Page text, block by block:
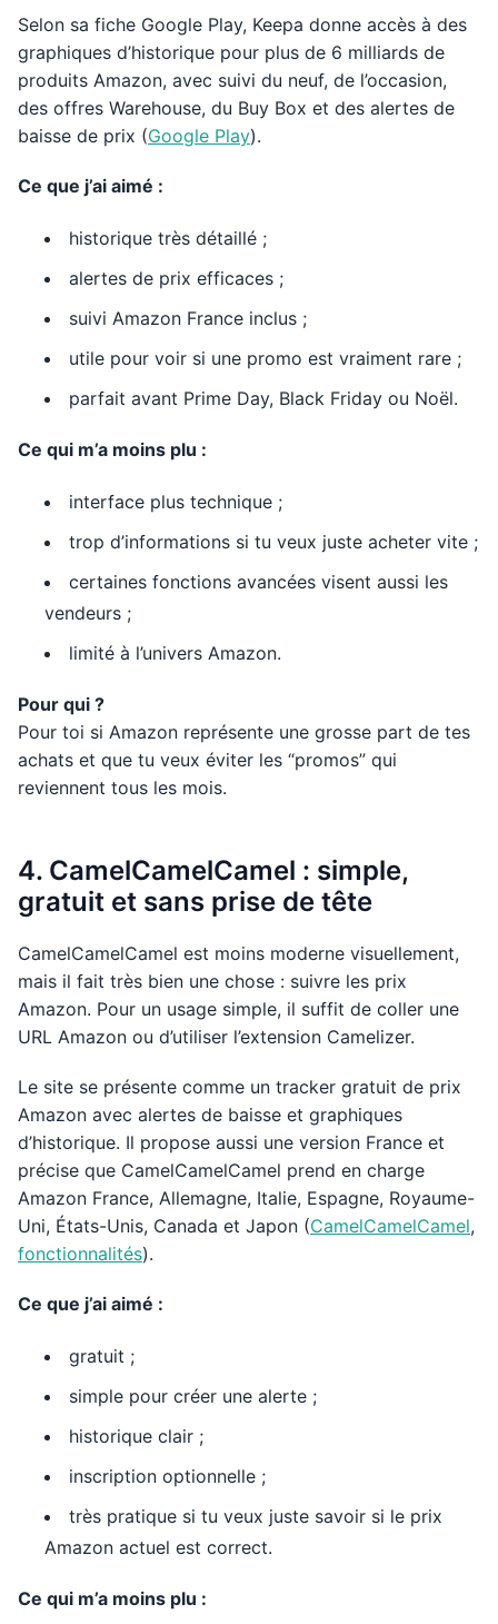
Selon sa fiche Google Play, Keepa donne accès à des
graphiques d’historique pour plus de 6 milliards de
produits Amazon, avec suivi du neuf, de l’occasion,
des offres Warehouse, du Buy Box et des alertes de
baisse de prix (Google Play).
Ce que j’ai aimé :
historique très détaillé ;
alertes de prix efficaces ;
suivi Amazon France inclus ;
utile pour voir si une promo est vraiment rare ;
parfait avant Prime Day, Black Friday ou Noël.
Ce qui m’a moins plu :
interface plus technique ;
trop d’informations si tu veux juste acheter vite ;
certaines fonctions avancées visent aussi les
vendeurs ;
limité à l’univers Amazon.
Pour qui ?
Pour toi si Amazon représente une grosse part de tes
achats et que tu veux éviter les “promos” qui
reviennent tous les mois.
4. CamelCamelCamel : simple,
gratuit et sans prise de tête
CamelCamelCamel est moins moderne visuellement,
mais il fait très bien une chose : suivre les prix
Amazon. Pour un usage simple, il suffit de coller une
URL Amazon ou d’utiliser l’extension Camelizer.
Le site se présente comme un tracker gratuit de prix
Amazon avec alertes de baisse et graphiques
d’historique. Il propose aussi une version France et
précise que CamelCamelCamel prend en charge
Amazon France, Allemagne, Italie, Espagne, Royaume-
Uni, États-Unis, Canada et Japon (CamelCamelCamel,
fonctionnalités).
Ce que j’ai aimé :
gratuit ;
simple pour créer une alerte ;
historique clair ;
inscription optionnelle ;
très pratique si tu veux juste savoir si le prix
Amazon actuel est correct.
Ce qui m’a moins plu :